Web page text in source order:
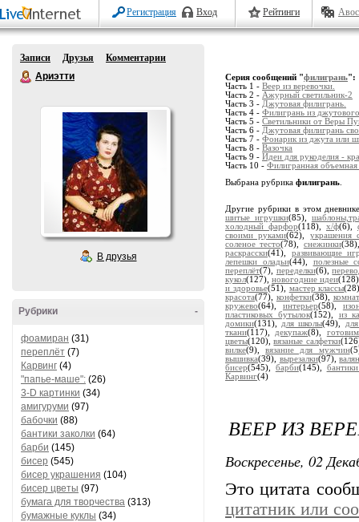
Регистрация Вход Рейтинги
Записи Друзья
Комментарии
Ариэтти
В друзья
-
Рубрики
фоамиран (31)
переплёт (7)
Карвинг (4)
"папье-маше": (26)
3-D картинки (34)
амигуруми (97)
бабочки (88)
бантики заколки (64)
барби (145)
бисер (545)
бисер украшения (104)
бисер цветы (97)
бумага для творчества (313)
бумажные куклы (34)
Серия сообщений "филигрань":
Часть 1 - Веер из веревочки.
Часть 2 - Ажурный светильник-2
Часть 3 - Джутовая филигрань.
Часть 4 - Филигрань из
Часть 5 - Светильники от Веры
Часть 6 - Джутовая филигрань
Часть 7 - Фонарик из джута или
Часть 8 - Вазочка
Часть 9 - Идеи для рукоделия -
Часть 10 - Филигранная
Выбрана рубрика филигрань
Другие рубрики в этом
шитые игрушки(85),
холодный фарфор(118), х/ф(6),
своими руками(62), украшения
соленое тесто(78), снежинки
раскрасски(41), развивающие
лепешки оладьи(44), полезные
переплёт(7), переделки(6),
кукол(127),новогодние идеи
и здоровье(51), мастер классы
красота(77), конфетки(38),
кружево(64), интерьер(58),
пластиковых бутылок(152), из
домики(131), для школы(49),
ткани(117), декупаж(8),
цветы(120),вязаные салфетки
вилке(9),вязание для мужчин
вышивка(39), вырезалки(97),
бисер(545), барби(145),
Карвинг(4)
ВЕЕР ИЗ
Воскресенье, 02
Это цитата
цитатник или